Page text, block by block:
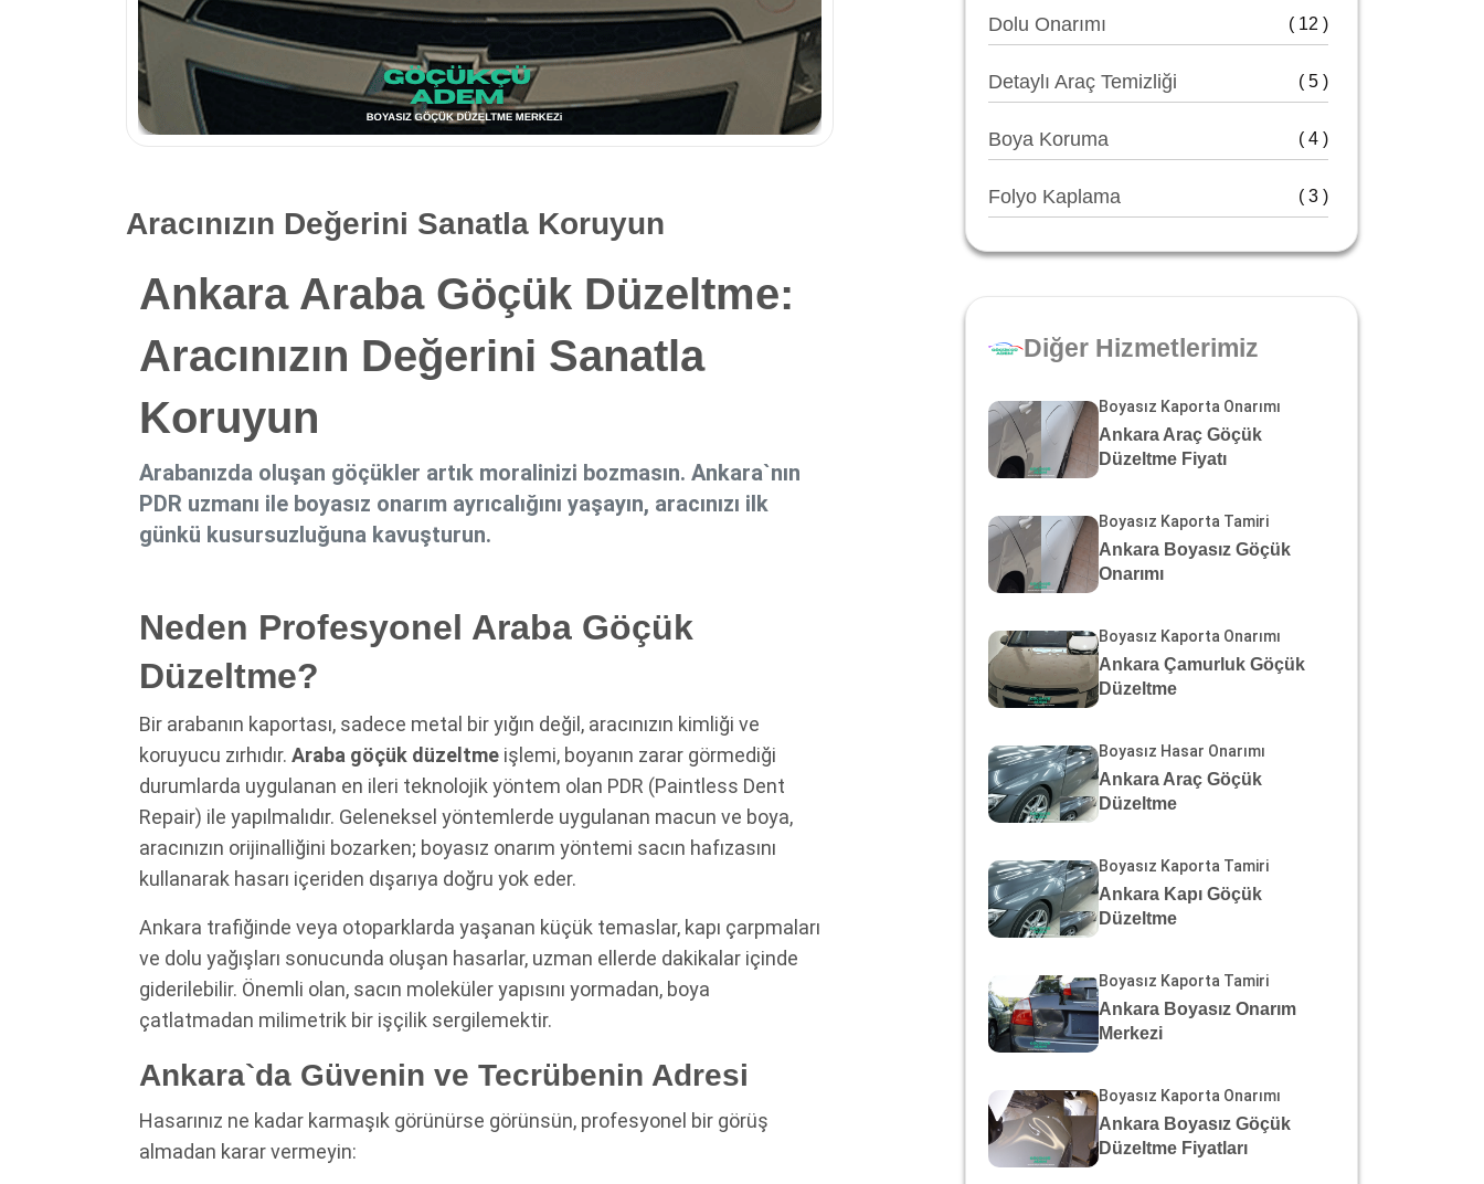
Aracınızın Değerini Sanatla Koruyun
Ankara Araba Göçük Düzeltme:
Aracınızın Değerini Sanatla
Koruyun
Arabanızda oluşan göçükler artık moralinizi bozmasın. Ankara`nın
PDR uzmanı ile boyasız onarım ayrıcalığını yaşayın, aracınızı ilk
günkü kusursuzluğuna kavuşturun.
Neden Profesyonel Araba Göçük
Düzeltme?
Bir arabanın kaportası, sadece metal bir yığın değil, aracınızın kimliği ve
koruyucu zırhıdır. Araba göçük düzeltme işlemi, boyanın zarar görmediği
durumlarda uygulanan en ileri teknolojik yöntem olan PDR (Paintless Dent
Repair) ile yapılmalıdır. Geleneksel yöntemlerde uygulanan macun ve boya,
aracınızın orijinalliğini bozarken; boyasız onarım yöntemi sacın hafızasını
kullanarak hasarı içeriden dışarıya doğru yok eder.
Ankara trafiğinde veya otoparklarda yaşanan küçük temaslar, kapı çarpmaları
ve dolu yağışları sonucunda oluşan hasarlar, uzman ellerde dakikalar içinde
giderilebilir. Önemli olan, sacın moleküler yapısını yormadan, boya
çatlatmadan milimetrik bir işçilik sergilemektir.
Ankara`da Güvenin ve Tecrübenin Adresi
Hasarınız ne kadar karmaşık görünürse görünsün, profesyonel bir görüş
almadan karar vermeyin:
Dolu Onarımı ( 12 )
Detaylı Araç Temizliği ( 5 )
Boya Koruma ( 4 )
Folyo Kaplama ( 3 )
Diğer Hizmetlerimiz
Boyasız Kaporta Onarımı
Ankara Araç Göçük
Düzeltme Fiyatı
Boyasız Kaporta Tamiri
Ankara Boyasız Göçük
Onarımı
Boyasız Kaporta Onarımı
Ankara Çamurluk Göçük
Düzeltme
Boyasız Hasar Onarımı
Ankara Araç Göçük
Düzeltme
Boyasız Kaporta Tamiri
Ankara Kapı Göçük
Düzeltme
Boyasız Kaporta Tamiri
Ankara Boyasız Onarım
Merkezi
Boyasız Kaporta Onarımı
Ankara Boyasız Göçük
Düzeltme Fiyatları